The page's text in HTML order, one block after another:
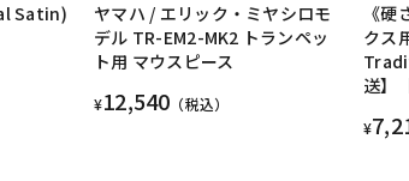
Satin)
ヤマハ / エリック・ミヤシロモ
デル TR-EM2-MK2 トランペッ
ト用 マウスピース
¥12,540 （税込）
《
クス
送】
¥